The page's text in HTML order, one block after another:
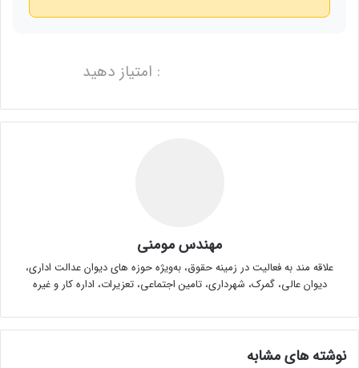
: امتیاز دهید
مهندس مومنی
علاقه مند به فعالیت در زمینه حقوق، به‌ویژه حوزه های دیوان عدالت اداری،
دیوان عالی، گمرک، شهرداری، تامین اجتماعی، تعزیرات، اداره کار و غیره
نوشته های مشابه